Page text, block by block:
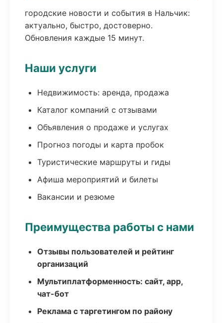
городские новости и события в Нальчик:
актуально, быстро, достоверно.
Обновления каждые 15 минут.
Наши услуги
Недвижимость: аренда, продажа
Каталог компаний с отзывами
Объявления о продаже и услугах
Прогноз погоды и карта пробок
Туристические маршруты и гиды
Афиша мероприятий и билеты
Вакансии и резюме
Преимущества работы с нами
Отзывы пользователей и рейтинг
организаций
Мультиплатформенность: сайт, app,
чат-бот
Реклама с таргетингом по району